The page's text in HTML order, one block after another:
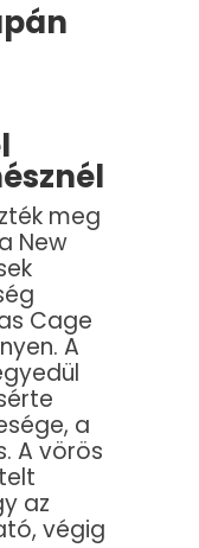
meg
New
Cage
A
a
A vörös
az
végig